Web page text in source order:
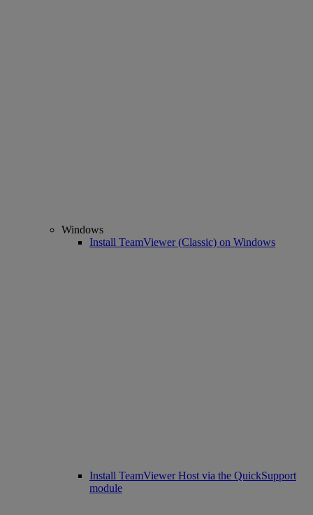
Windows
Install TeamViewer (Classic) on Windows
Install TeamViewer Host via the QuickSupport
module